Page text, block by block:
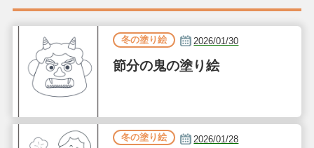
冬の塗り絵 2026/01/30
節分の鬼の塗り絵
冬の塗り絵 2026/01/28